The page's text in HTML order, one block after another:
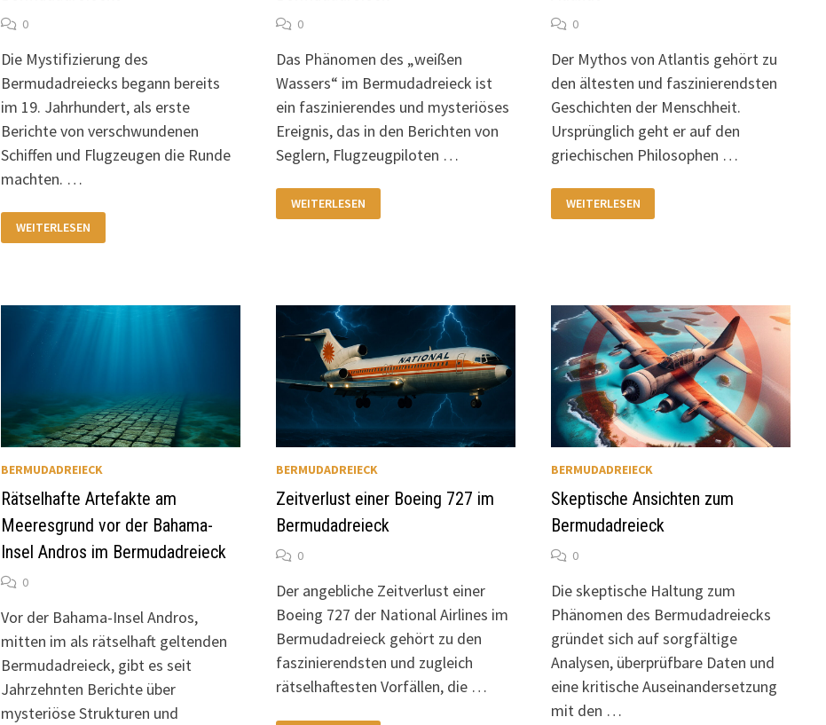
0
Die Mystifizierung des
Bermudadreiecks begann bereits
im 19. Jahrhundert, als erste
Berichte von verschwundenen
Schiffen und Flugzeugen die Runde
machten. …
MYSTIFIZIERUNG
DES
WEITERLESEN
0
Das Phänomen des „weißen
Wassers“ im Bermudadreieck ist
ein faszinierendes und mysteriöses
Ereignis, das in den Berichten von
Seglern, Flugzeugpiloten …
ASSER I
M B
WEITERLESEN
0
Der Mythos von Atlantis gehört zu
den ältesten und faszinierendsten
Geschichten der Menschheit.
Ursprünglich geht er auf den
griechischen Philosophen …
BERMUDADREIECK
–
WEITERLESEN
BERMUDADREIECK
Rätselhafte Artefakte am
Meeresgrund vor der Bahama-
Insel Andros im Bermudadreieck
0
Vor der Bahama-Insel Andros,
mitten im als rätselhaft geltenden
Bermudadreieck, gibt es seit
Jahrzehnten Berichte über
mysteriöse Strukturen und
BERMUDADREIECK
Zeitverlust einer Boeing 727 im
Bermudadreieck
0
Der angebliche Zeitverlust einer
Boeing 727 der National Airlines im
Bermudadreieck gehört zu den
faszinierendsten und zugleich
rätselhaftesten Vorfällen, die …
BERMUDADREIECK
Skeptische Ansichten zum
Bermudadreieck
0
Die skeptische Haltung zum
Phänomen des Bermudadreiecks
gründet sich auf sorgfältige
Analysen, überprüfbare Daten und
eine kritische Auseinandersetzung
mit den …